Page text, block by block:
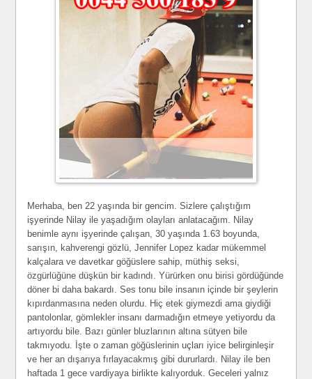
Merhaba, ben 22 yaşında bir gencim. Sizlere çalıştığım
işyerinde Nilay ile yaşadığım olayları anlatacağım. Nilay
benimle aynı işyerinde çalışan, 30 yaşında 1.63 boyunda,
sarışın, kahverengi gözlü, Jennifer Lopez kadar mükemmel
kalçalara ve davetkar göğüslere sahip, müthiş seksi,
özgürlüğüne düşkün bir kadındı. Yürürken onu birisi gördüğünde
döner bi daha bakardı. Ses tonu bile insanın içinde bir şeylerin
kıpırdanmasına neden olurdu. Hiç etek giymezdi ama giydiği
pantolonlar, gömlekler insanı darmadığın etmeye yetiyordu da
artıyordu bile. Bazı günler bluzlarının altına sütyen bile
takmıyodu. İşte o zaman göğüslerinin uçları iyice belirginleşir
ve her an dışarıya fırlayacakmış gibi dururlardı. Nilay ile ben
haftada 1 gece vardiyaya birlikte kalıyorduk. Geceleri yalnız